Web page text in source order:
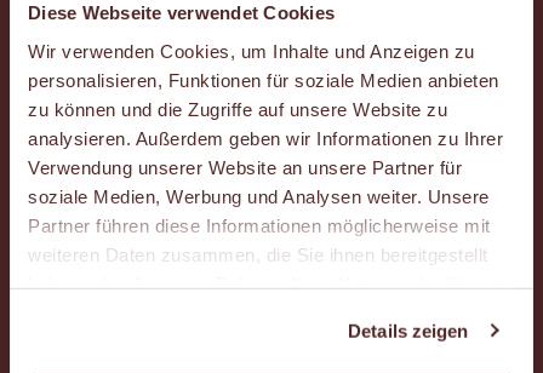
Diese Webseite verwendet Cookies
Wir verwenden Cookies, um Inhalte und Anzeigen zu
personalisieren, Funktionen für soziale Medien anbieten
zu können und die Zugriffe auf unsere Website zu
analysieren. Außerdem geben wir Informationen zu Ihrer
Verwendung unserer Website an unsere Partner für
soziale Medien, Werbung und Analysen weiter. Unsere
Partner führen diese Informationen möglicherweise mit
weiteren Daten zusammen, die Sie ihnen bereitgestellt
Details zeigen
Häufig gestellte Fragen (FAQ)
Kontakt